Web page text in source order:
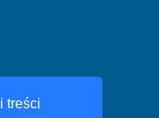
treści